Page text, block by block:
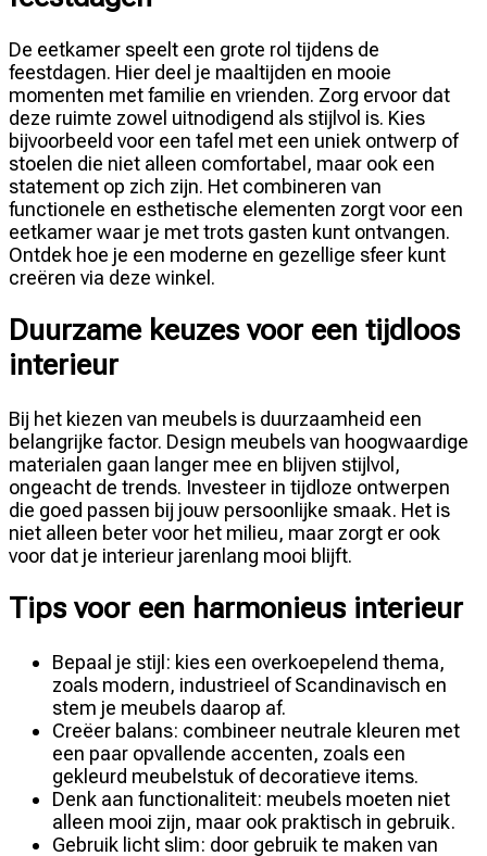
De eetkamer speelt een grote rol tijdens de
feestdagen. Hier deel je maaltijden en mooie
momenten met familie en vrienden. Zorg ervoor dat
deze ruimte zowel uitnodigend als stijlvol is. Kies
bijvoorbeeld voor een tafel met een uniek ontwerp of
stoelen die niet alleen comfortabel, maar ook een
statement op zich zijn. Het combineren van
functionele en esthetische elementen zorgt voor een
eetkamer waar je met trots gasten kunt ontvangen.
Ontdek hoe je een moderne en gezellige sfeer kunt
creëren via deze winkel.
Duurzame keuzes voor een tijdloos
interieur
Bij het kiezen van meubels is duurzaamheid een
belangrijke factor. Design meubels van hoogwaardige
materialen gaan langer mee en blijven stijlvol,
ongeacht de trends. Investeer in tijdloze ontwerpen
die goed passen bij jouw persoonlijke smaak. Het is
niet alleen beter voor het milieu, maar zorgt er ook
voor dat je interieur jarenlang mooi blijft.
Tips voor een harmonieus interieur
Bepaal je stijl: kies een overkoepelend thema,
zoals modern, industrieel of Scandinavisch en
stem je meubels daarop af.
Creëer balans: combineer neutrale kleuren met
een paar opvallende accenten, zoals een
gekleurd meubelstuk of decoratieve items.
Denk aan functionaliteit: meubels moeten niet
alleen mooi zijn, maar ook praktisch in gebruik.
Gebruik licht slim: door gebruik te maken van